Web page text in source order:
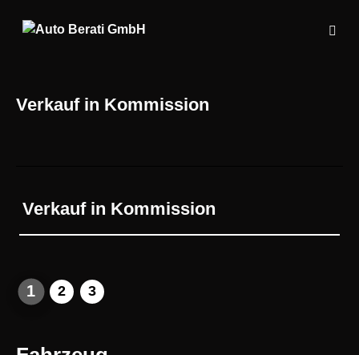
Verkauf in Kommission
Verkauf in Kommission
1 2 3